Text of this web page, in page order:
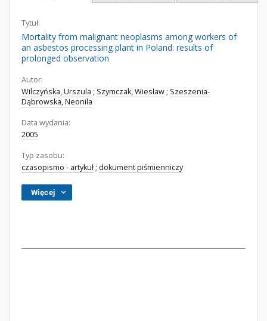
Tytuł:
Mortality from malignant neoplasms among workers of
an asbestos processing plant in Poland: results of
prolonged observation
Autor:
Wilczyńska, Urszula ; Szymczak, Wiesław ; Szeszenia-
Dąbrowska, Neonila
Data wydania:
2005
Typ zasobu:
czasopismo - artykuł ; dokument piśmienniczy
Więcej